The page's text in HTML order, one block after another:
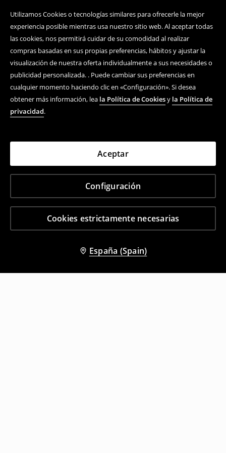
Utilizamos Cookies o tecnologías similares para ofrecerle la mejor
experiencia posible mientras usa nuestro sitio web. Al aceptar todas
las cookies, nos permitirá cuidar de su comodidad al realizar
compras basadas en sus propias preferencias, hábitos y ajustar la
visualización de nuestra oferta individualmente a sus necesidades o
publicidad personalizada. . Puede cambiar sus preferencias en
cualquier momento haciendo clic en «Configuración». Si desea
obtener más información, lea la Política de Cookiesy la Política de
privacidad.
Cookies estrictamente necesarias
Configuración
Aceptar
España (Spain)